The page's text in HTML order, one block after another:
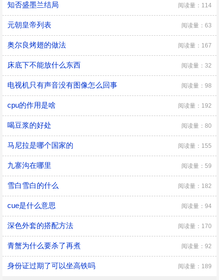
知否盛墨兰结局 阅读量：114
元朝皇帝列表 阅读量：63
奥尔良烤翅的做法 阅读量：167
床底下不能放什么东西 阅读量：32
电视机只有声音没有图像怎么回事 阅读量：98
cpu的作用是啥 阅读量：192
喝豆浆的好处 阅读量：80
马尼拉是哪个国家的 阅读量：155
九寨沟在哪里 阅读量：59
雪白雪白的什么 阅读量：182
cue是什么意思 阅读量：94
深色外套的搭配方法 阅读量：170
青蟹为什么要杀了再煮 阅读量：92
身份证过期了可以坐高铁吗 阅读量：189